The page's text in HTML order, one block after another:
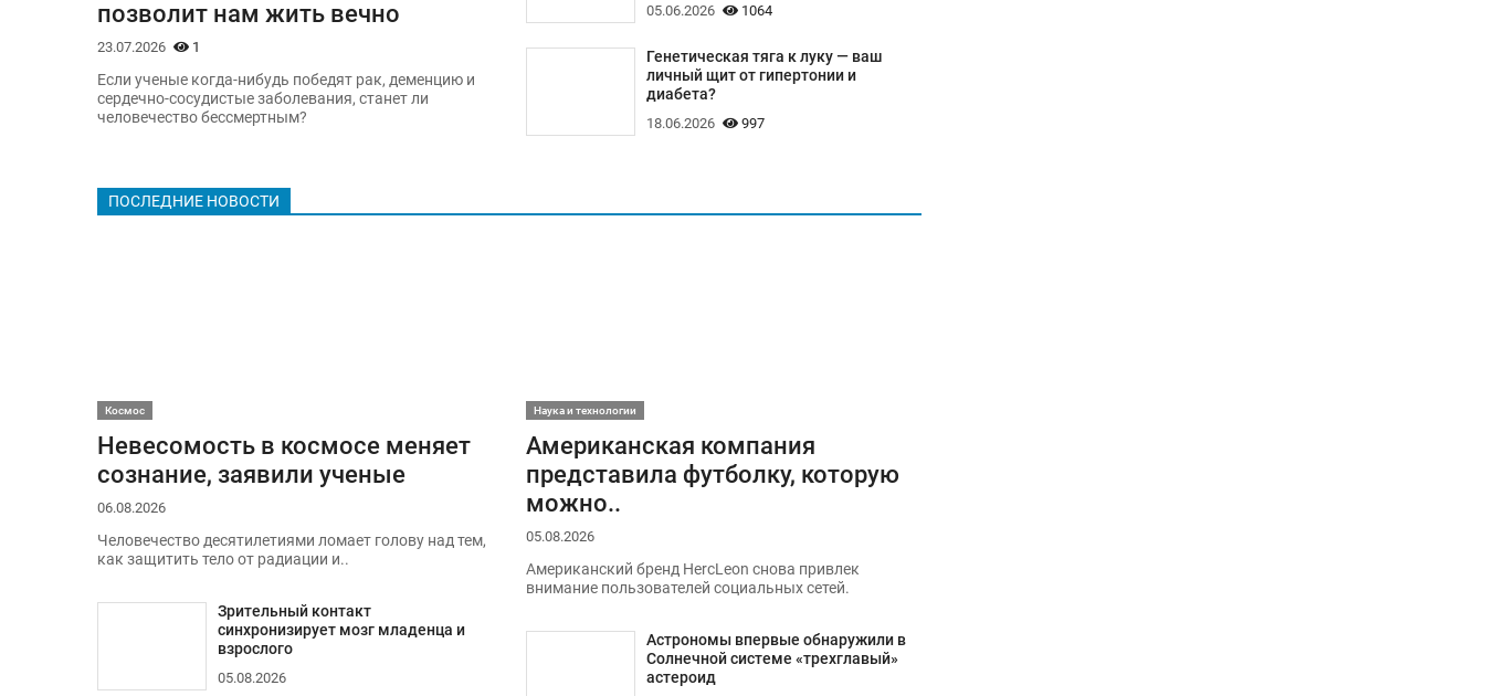
позволит нам жить вечно
23.07.2026 1
Если ученые когда-нибудь победят рак, деменцию и
сердечно-сосудистые заболевания, станет ли
человечество бессмертным?
05.06.2026 1064
Генетическая тяга к луку — ваш
личный щит от гипертонии и
диабета?
18.06.2026 997
ПОСЛЕДНИЕ НОВОСТИ
Космос
Невесомость в космосе меняет
сознание, заявили ученые
06.08.2026
Человечество десятилетиями ломает голову над тем,
как защитить тело от радиации и..
Зрительный контакт
синхронизирует мозг младенца и
взрослого
05.08.2026
Наука и технологии
Американская компания
представила футболку, которую
можно..
05.08.2026
Американский бренд HercLeon снова привлек
внимание пользователей социальных сетей.
Астрономы впервые обнаружили в
Солнечной системе «трехглавый»
астероид